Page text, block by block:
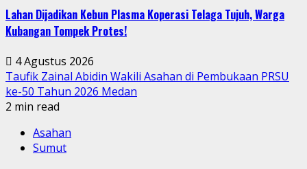
Lahan Dijadikan Kebun Plasma Koperasi Telaga Tujuh, Warga
Kubangan Tompek Protes!
4 Agustus 2026
Taufik Zainal Abidin Wakili Asahan di Pembukaan PRSU
ke-50 Tahun 2026 Medan
2 min read
Asahan
Sumut